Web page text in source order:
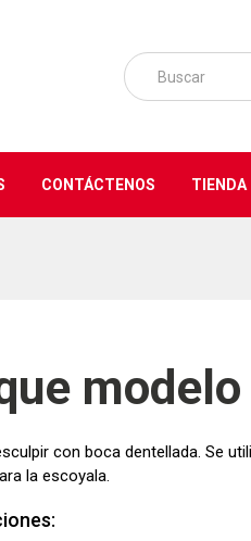
CONTÁCTENOS TIENDA
modelo
con boca dentellada. Se
la escoyala.